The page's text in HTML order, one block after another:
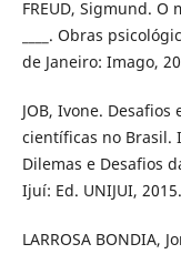
FREUD, Sigmund.
____. Obras
de Janeiro: Imago,
JOB, Ivone.
científicas no Brasil.
Dilemas e Desafios
Ijuí: Ed. UNIJUI, 2015.
LARROSA BONDIA,